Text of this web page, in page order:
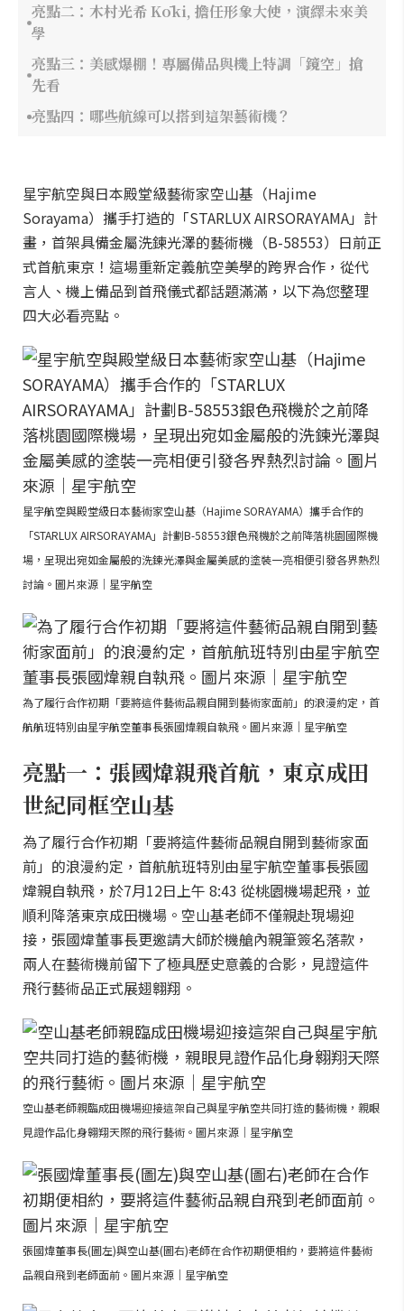
亮點二：木村光希 Kōki, 擔任形象大使，演繹未來美
學
亮點三：美感爆棚！專屬備品與機上特調「鏡空」搶
先看
亮點四：哪些航線可以搭到這架藝術機？
星宇航空與日本殿堂級藝術家空山基（Hajime
Sorayama）攜手打造的「STARLUX AIRSORAYAMA」計
畫，首架具備金屬洗鍊光澤的藝術機（B-58553）日前正
式首航東京！這場重新定義航空美學的跨界合作，從代
言人、機上備品到首飛儀式都話題滿滿，以下為您整理
四大必看亮點。
星宇航空與殿堂級日本藝術家空山基（Hajime SORAYAMA）攜手合作的
「STARLUX AIRSORAYAMA」計劃B-58553銀色飛機於之前降落桃園國際機
場，呈現出宛如金屬般的洗鍊光澤與金屬美感的塗裝一亮相便引發各界熱烈
討論。圖片來源｜星宇航空
為了履行合作初期「要將這件藝術品親自開到藝術家面前」的浪漫約定，首
航航班特別由星宇航空董事長張國煒親自執飛。圖片來源｜星宇航空
亮點一：張國煒親飛首航，東京成田
世紀同框空山基
為了履行合作初期「要將這件藝術品親自開到藝術家面
前」的浪漫約定，首航航班特別由星宇航空董事長張國
煒親自執飛，於7月12日上午 8:43 從桃園機場起飛，並
順利降落東京成田機場。空山基老師不僅親赴現場迎
接，張國煒董事長更邀請大師於機艙內親筆簽名落款，
兩人在藝術機前留下了極具歷史意義的合影，見證這件
飛行藝術品正式展翅翱翔。
空山基老師親臨成田機場迎接這架自己與星宇航空共同打造的藝術機，親眼
見證作品化身翱翔天際的飛行藝術。圖片來源｜星宇航空
張國煒董事長(圖左)與空山基(圖右)老師在合作初期便相約，要將這件藝術
品親自飛到老師面前。圖片來源｜星宇航空